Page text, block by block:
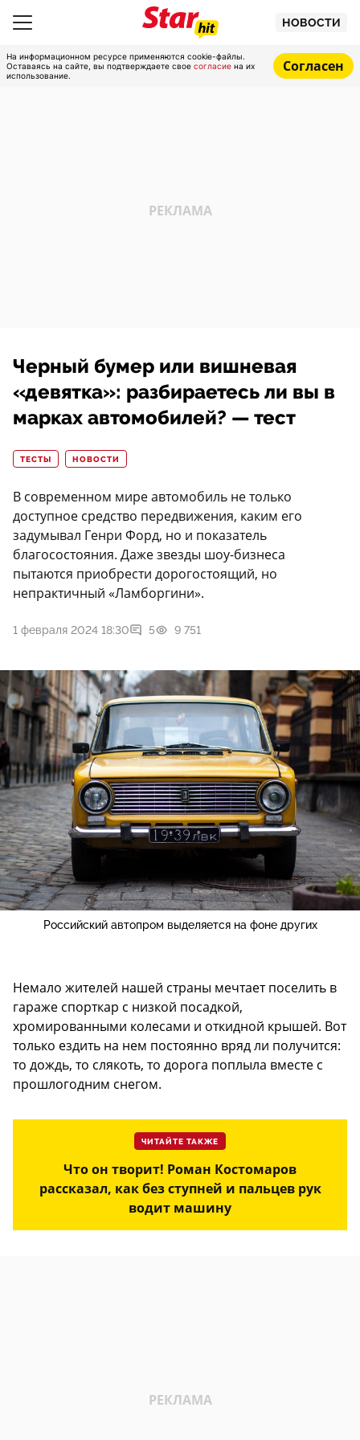
НОВОСТИ
На информационном ресурсе применяются cookie-файлы.
Оставаясь на сайте, вы подтверждаете свое согласие на их
использование.
Согласен
Черный бумер или вишневая
«девятка»: разбираетесь ли вы в
марках автомобилей? — тест
ТЕСТЫ НОВОСТИ
В современном мире автомобиль не только
доступное средство передвижения, каким его
задумывал Генри Форд, но и показатель
благосостояния. Даже звезды шоу-бизнеса
пытаются приобрести дорогостоящий, но
непрактичный «Ламборгини».
1 февраля 2024 18:30 5 9 751
Российский автопром выделяется на фоне других
Немало жителей нашей страны мечтает поселить в
гараже спорткар с низкой посадкой,
хромированными колесами и откидной крышей. Вот
только ездить на нем постоянно вряд ли получится:
то дождь, то слякоть, то дорога поплыла вместе с
прошлогодним снегом.
ЧИТАЙТЕ ТАКЖЕ
Что он творит! Роман Костомаров
рассказал, как без ступней и пальцев рук
водит машину